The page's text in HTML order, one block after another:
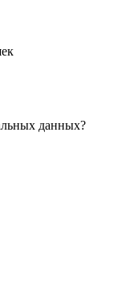
данных?